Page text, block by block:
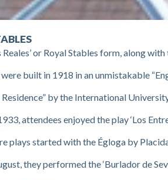
Reales’ or Royal Stables form, along
built in 1918 in an unmistakable
Residence” by the International
attendees enjoyed the play ‘Los
plays started with the Égloga by
they performed the ‘Burlador de